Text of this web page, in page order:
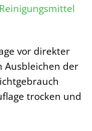
Reinigungsmittel
vor direkter
Ausbleichen der
trocken und